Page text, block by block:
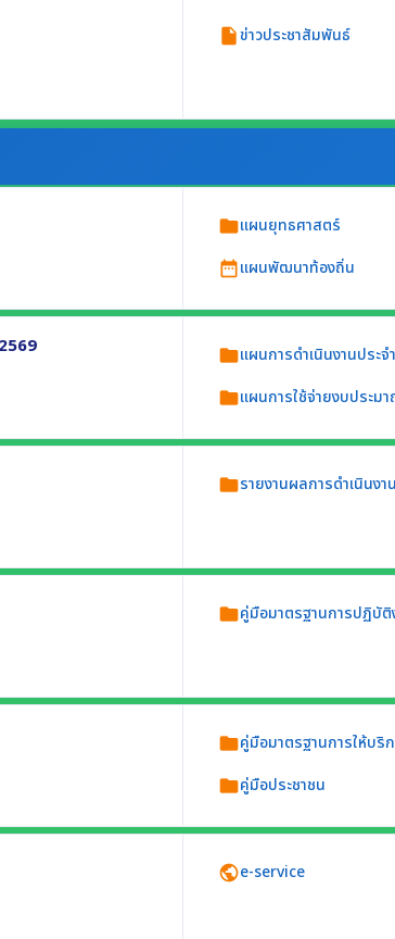
งาน
insert_drive_fileข่าวประชาสัมพันธ์
folderแผนยุทธศาสตร์
date_rangeแผนพัฒนาท้องถิ่น
วย
ด้วย
folderแผนการดำเนินงานประจ
folderแผนการใช้จ่ายงบประม
างน้อยประกอบด้วย
folderรายงานผลการดำเนินงา
เดียวกัน อย่างน้อย 3 งาน
folderคู่มือมาตรฐานการปฏิบัติ
ย่างน้อย 3 งาน อย่างน้อย
folderคู่มือมาตรฐานการให้บริ
folderคู่มือประชาชน
publice-service